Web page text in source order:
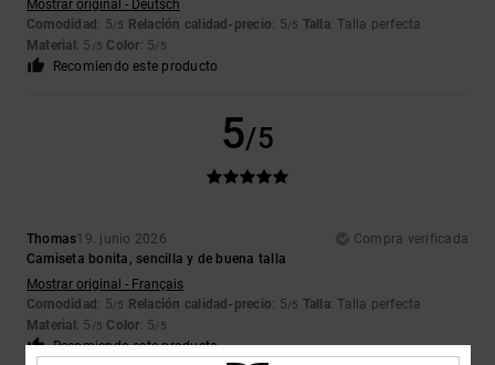
Mostrar original - Deutsch
Comodidad : 5/5 Relación calidad-precio: 5/5 Talla: Talla perfecta
Material : 5 /5 Color: 5/5
Recomiendo este producto
5/5
Thomas19. junio 2026
Compra verificada
Camiseta bonita, sencilla y de buena talla
Mostrar original - Français
Comodidad : 5/5 Relación calidad-precio: 5/5 Talla: Talla perfecta
Material : 5 /5 Color: 5/5
Recomiendo este producto